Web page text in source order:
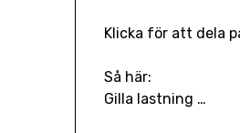
Klicka för att dela
Så här:
Gilla lastning …